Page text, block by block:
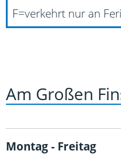
F=verkehrt nur an
Am Großen
Montag - Freitag